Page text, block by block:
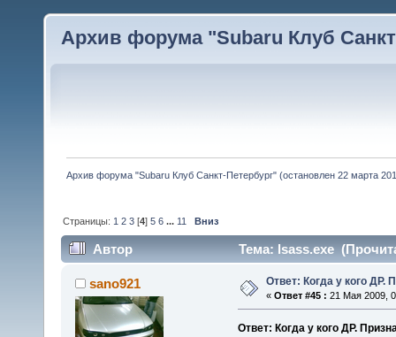
Архив форума "Subaru Клуб
Архив форума "Subaru Клуб Санкт-Петербург" (остановлен 22 марта
Страницы: 1 2 3 [4]5 6 ... 11 Вниз
Автор Тема: lsass.exe
sano921 Ответ: Когда у кого ДР.
« Ответ #45 : 21 Мая 2009,
Ответ: Когда у кого ДР.